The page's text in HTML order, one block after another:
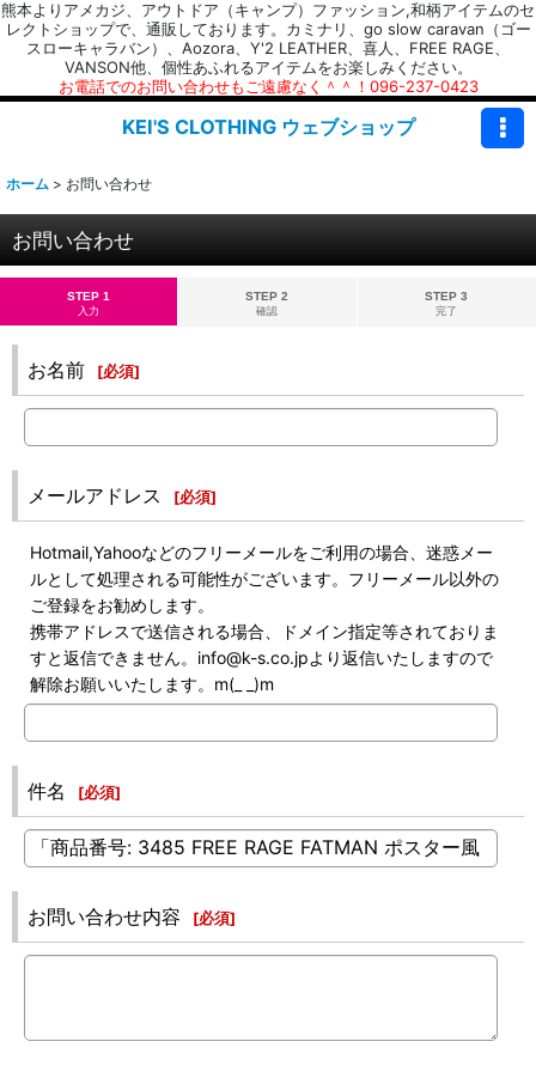
熊本よりアメカジ、アウトドア（キャンプ）ファッション,和柄アイテムのセ
レクトショップで、通販しております。カミナリ、go slow caravan（ゴー
スローキャラバン）、Aozora、Y'2 LEATHER、喜人、FREE RAGE、
VANSON他、個性あふれるアイテムをお楽しみください。
お電話でのお問い合わせもご遠慮なく＾＾！096-237-0423
KEI'S CLOTHING ウェブショップ
ホーム > お問い合わせ
お問い合わせ
STEP 1
入力
STEP 2
確認
STEP 3
完了
お名前 [必須]
メールアドレス [必須]
Hotmail,Yahooなどのフリーメールをご利用の場合、迷惑メー
ルとして処理される可能性がございます。フリーメール以外の
ご登録をお勧めします。
携帯アドレスで送信される場合、ドメイン指定等されておりま
すと返信できません。info@k-s.co.jpより返信いたしますので
解除お願いいたします。m(_ _)m
件名 [必須]
お問い合わせ内容 [必須]